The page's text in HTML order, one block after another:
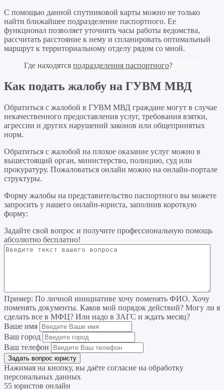
С помощью данной спутниковой карты можно не только
найти ближайшее подразделение паспортного. Ее
функционал позволяет уточнить часы работы ведомства,
рассчитать расстояние к нему и спланировать оптимальный
маршрут к территориальному отделу рядом со мной.
Где находятся подразделения паспортного?
Как подать жалобу на ГУВМ МВД
Обратиться с жалобой в ГУВМ МВД граждане могут в случае
некачественного предоставления услуг, требования взятки,
агрессии и других нарушений законов или общепринятых
норм.
Обратиться с жалобой на плохое оказание услуг можно в
вышестоящий орган, министерство, полицию, суд или
прокуратуру. Пожаловаться онлайн можно на онлайн-портале
структуры.
Форму жалобы на представительство паспортного вы можете
запросить у нашего онлайн-юриста, заполнив короткую
форму:
Задайте свой вопрос и получите профессиональную помощь
абсолютно бесплатно!
Пример: По личной инициативе хочу поменять ФИО. Хочу
поменять документы. Каков мой порядок действий? Могу ли я
сделать все в МФЦ? Или надо в ЗАГС и ждать месяц?
Ваше имя
Ваш город
Ваш телефон
Нажимая на кнопку, вы даёте согласие на обработку
персональных данных
55 юристов онлайн